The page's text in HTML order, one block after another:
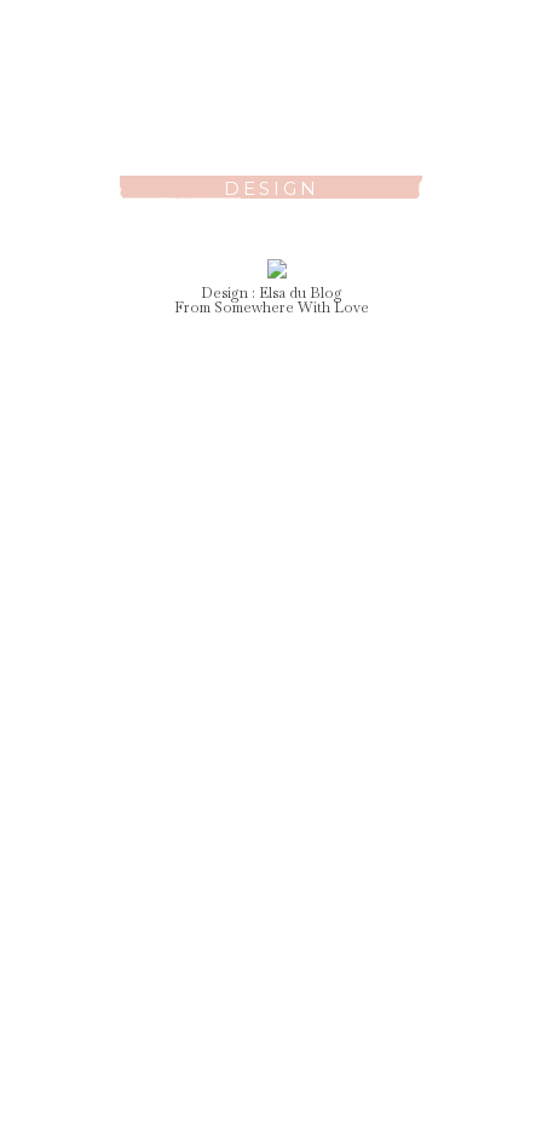
DESIGN
Design : Elsadu Blog
From Somewhere With Love